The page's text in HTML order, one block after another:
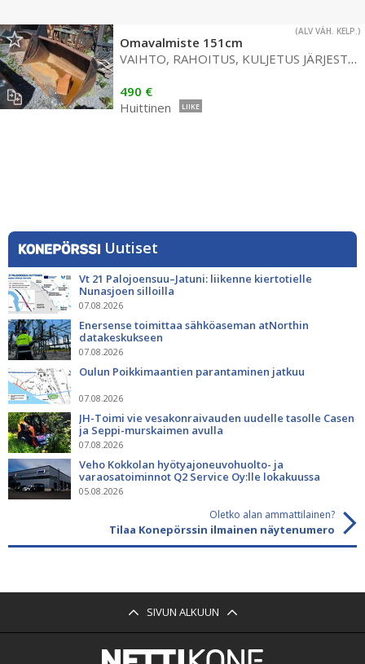
(ALV VÄH. KELP.)
Omavalmiste 151cm
VAIHTO, RAHOITUS, KULJETUS JÄRJESTYY
490 €
Huittinen
LIIKE
Uutiset
Vt 21 Palojoensuu–Jatuni: liikenne kiertotielle
Nunasjoen silloilla
07.08.2026
Enersense toimittaa sähköaseman atNorthin
datakeskukseen
07.08.2026
Oulun Poikkimaantien parantaminen jatkuu
07.08.2026
JH-Toimi vie vesakonraivauden uudelle tasolle Casen
ja Seppi-murskaimen avulla
07.08.2026
Veho Kokkolan hyötyajoneuvohuolto- ja
varaosatoiminnot Q2 Service Oy:lle lokakuussa
05.08.2026
Oletko alan ammattilainen?
Tilaa Konepörssin ilmainen näytenumero
SIVUN ALKUUN